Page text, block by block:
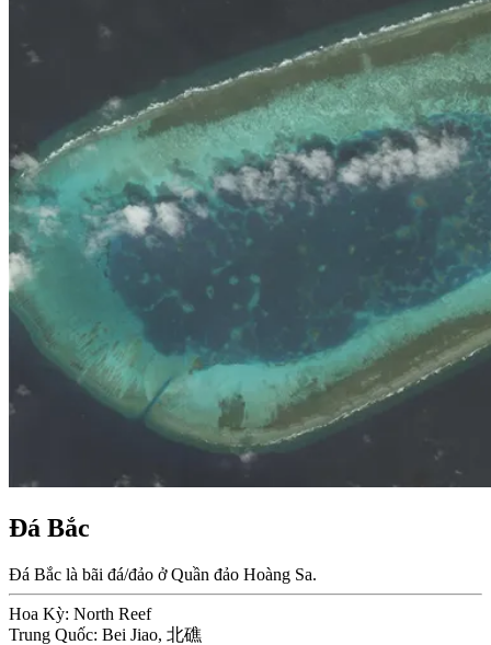
Đá Bắc
Đá Bắc là bãi đá/đảo ở Quần đảo Hoàng Sa.
Hoa Kỳ: North Reef
Trung Quốc: Bei Jiao, 北礁